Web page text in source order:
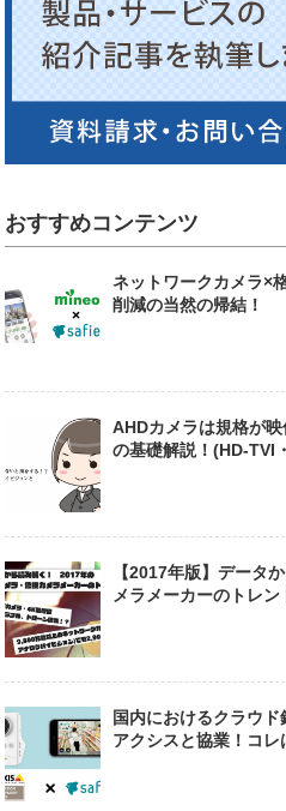
おすすめコンテンツ
ネットワークカメラ×
削減の当然の帰結！
AHDカメラは規格が
の基礎解説！(HD-TVI
【2017年版】データ
メラメーカーのトレン
国内におけるクラウ
アクシスと協業！コレ